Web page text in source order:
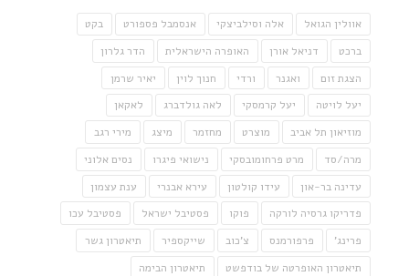
אוולין הגואל אלה וסילביצקי אנסמבל פספורט
בקט
ברכט
דניאל אורן האופרה הישראלית
הדר גלרון
הצגת זום
ואגנר ורדי חנוך לוין
יאיר שרמן
יעל לויטה
יעל קרמסקי לאה גולדברג
לאקאן
מוזיאון תל אביב
מוצרט מחזמר מיצג
מירי רגב
מרה/סד
מרט פרחומובסקי נישואי פיגרו
נסים אלוני
עדינה בר-און
עידו קולטון עירא אבנרי
ענת עצמון
פדריקו גרסיה לורקה
פוקו פסטיבל ישראל
פסטיבל עכו
פרינג'
פרפורמנס צ'כוב שייקספיר
תיאטרון גשר
תיאטרון האופרטה של בודפשט
תיאטרון הבימה